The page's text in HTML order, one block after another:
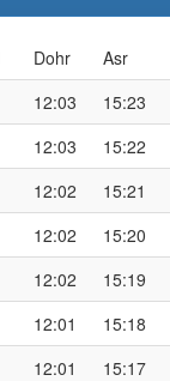
Dohr Asr
12:03 15:23
12:03 15:22
12:02 15:21
12:02 15:20
12:02 15:19
12:01 15:18
12:01 15:17